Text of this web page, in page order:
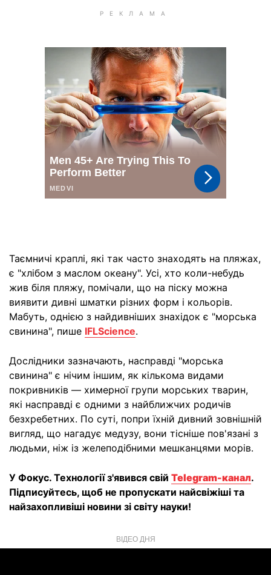
Таємничі краплі, які так часто знаходять на пляжах,
є "хлібом з маслом океану". Усі, хто коли-небудь
жив біля пляжу, помічали, що на піску можна
виявити дивні шматки різних форм і кольорів.
Мабуть, однією з найдивніших знахідок є "морська
свинина", пише IFLScience.
Дослідники зазначають, насправді "морська
свинина" є нічим іншим, як кількома видами
покривників — химерної групи морських тварин,
які насправді є одними з найближчих родичів
безхребетних. По суті, попри їхній дивний зовнішній
вигляд, що нагадує медузу, вони тісніше пов'язані з
людьми, ніж із желеподібними мешканцями морів.
У Фокус. Технології з'явився свій Telegram-канал.
Підписуйтесь, щоб не пропускати найсвіжіші та
найзахопливіші новини зі світу науки!
ВІДЕО ДНЯ